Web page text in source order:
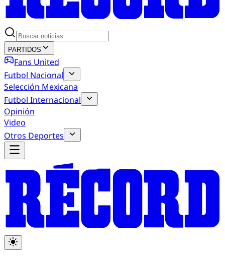
PARTIDOS
Fans United
Futbol Nacional
Selección Mexicana
Futbol Internacional
Opinión
Video
Otros Deportes